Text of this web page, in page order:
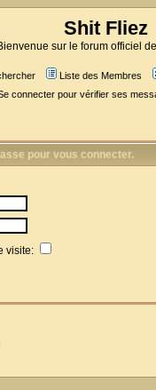
Shit Fliez
sur le forum officiel
Liste des Membres
connecter pour vérifier ses
pour vous connecter.
visite: